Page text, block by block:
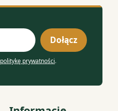
Dołącz
politykę prywatności.